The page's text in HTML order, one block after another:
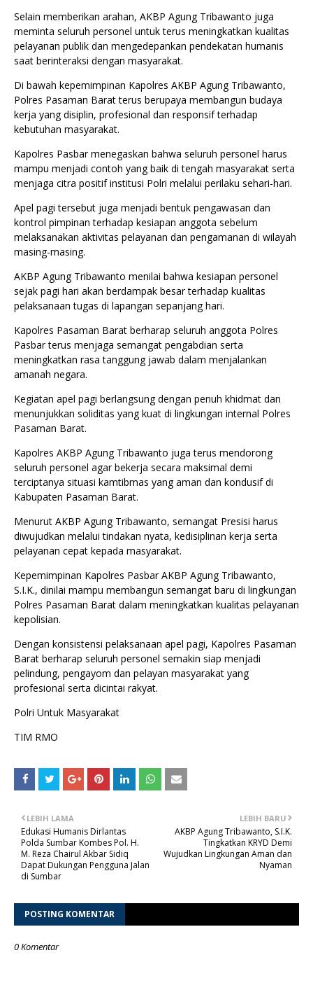
Selain memberikan arahan, AKBP Agung Tribawanto juga
meminta seluruh personel untuk terus meningkatkan kualitas
pelayanan publik dan mengedepankan pendekatan humanis
saat berinteraksi dengan masyarakat.
Di bawah kepemimpinan Kapolres AKBP Agung Tribawanto,
Polres Pasaman Barat terus berupaya membangun budaya
kerja yang disiplin, profesional dan responsif terhadap
kebutuhan masyarakat.
Kapolres Pasbar menegaskan bahwa seluruh personel harus
mampu menjadi contoh yang baik di tengah masyarakat serta
menjaga citra positif institusi Polri melalui perilaku sehari-hari.
Apel pagi tersebut juga menjadi bentuk pengawasan dan
kontrol pimpinan terhadap kesiapan anggota sebelum
melaksanakan aktivitas pelayanan dan pengamanan di wilayah
masing-masing.
AKBP Agung Tribawanto menilai bahwa kesiapan personel
sejak pagi hari akan berdampak besar terhadap kualitas
pelaksanaan tugas di lapangan sepanjang hari.
Kapolres Pasaman Barat berharap seluruh anggota Polres
Pasbar terus menjaga semangat pengabdian serta
meningkatkan rasa tanggung jawab dalam menjalankan
amanah negara.
Kegiatan apel pagi berlangsung dengan penuh khidmat dan
menunjukkan soliditas yang kuat di lingkungan internal Polres
Pasaman Barat.
Kapolres AKBP Agung Tribawanto juga terus mendorong
seluruh personel agar bekerja secara maksimal demi
terciptanya situasi kamtibmas yang aman dan kondusif di
Kabupaten Pasaman Barat.
Menurut AKBP Agung Tribawanto, semangat Presisi harus
diwujudkan melalui tindakan nyata, kedisiplinan kerja serta
pelayanan cepat kepada masyarakat.
Kepemimpinan Kapolres Pasbar AKBP Agung Tribawanto,
S.I.K., dinilai mampu membangun semangat baru di lingkungan
Polres Pasaman Barat dalam meningkatkan kualitas pelayanan
kepolisian.
Dengan konsistensi pelaksanaan apel pagi, Kapolres Pasaman
Barat berharap seluruh personel semakin siap menjadi
pelindung, pengayom dan pelayan masyarakat yang
profesional serta dicintai rakyat.
Polri Untuk Masyarakat
TIM RMO
LEBIH BARU
AKBP Agung Tribawanto, S.I.K.
Tingkatkan KRYD Demi
Wujudkan Lingkungan Aman dan
Nyaman
LEBIH LAMA
Edukasi Humanis Dirlantas
Polda Sumbar Kombes Pol. H.
M. Reza Chairul Akbar Sidiq
Dapat Dukungan Pengguna Jalan
di Sumbar
POSTING KOMENTAR
0 Komentar